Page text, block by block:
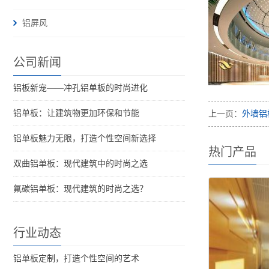
铝屏风
公司新闻
铝板新宠——冲孔铝单板的时尚进化
铝单板：让建筑物更加环保和节能
铝单板魅力无限，打造个性空间新选择
双曲铝单板：现代建筑中的时尚之选
氟碳铝单板：现代建筑的时尚之选？
行业动态
铝单板定制，打造个性空间的艺术
上一页： 外墙
热门产品